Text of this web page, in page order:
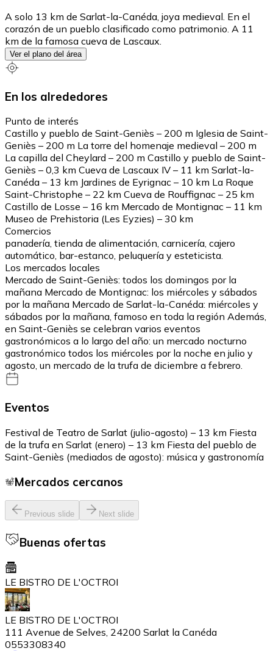
A solo 13 km de Sarlat-la-Canéda, joya medieval. En el
corazón de un pueblo clasificado como patrimonio. A 11
km de la famosa cueva de Lascaux.
Ver el plano del área
En los alrededores
Punto de interés
Castillo y pueblo de Saint-Geniès – 200 m Iglesia de Saint-
Geniès – 200 m La torre del homenaje medieval – 200 m
La capilla del Cheylard – 200 m Castillo y pueblo de Saint-
Geniès – 0,3 km Cueva de Lascaux IV – 11 km Sarlat-la-
Canéda – 13 km Jardines de Eyrignac – 10 km La Roque
Saint-Christophe – 22 km Cueva de Rouffignac – 25 km
Castillo de Losse – 16 km Mercado de Montignac – 11 km
Museo de Prehistoria (Les Eyzies) – 30 km
Comercios
panadería, tienda de alimentación, carnicería, cajero
automático, bar-estanco, peluquería y esteticista.
Los mercados locales
Mercado de Saint-Geniès: todos los domingos por la
mañana Mercado de Montignac: los miércoles y sábados
por la mañana Mercado de Sarlat-la-Canéda: miércoles y
sábados por la mañana, famoso en toda la región Además,
en Saint-Geniès se celebran varios eventos
gastronómicos a lo largo del año: un mercado nocturno
gastronómico todos los miércoles por la noche en julio y
agosto, un mercado de la trufa de diciembre a febrero.
Eventos
Festival de Teatro de Sarlat (julio-agosto) – 13 km Fiesta
de la trufa en Sarlat (enero) – 13 km Fiesta del pueblo de
Saint-Geniès (mediados de agosto): música y gastronomía
Mercados cercanos
Previous slide Next slide
Buenas ofertas
LE BISTRO DE L'OCTROI
LE BISTRO DE L'OCTROI
111 Avenue de Selves, 24200 Sarlat la Canéda
0553308340